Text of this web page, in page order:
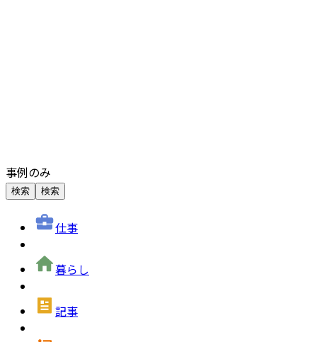
事例のみ
検索 検索
仕事
暮らし
記事